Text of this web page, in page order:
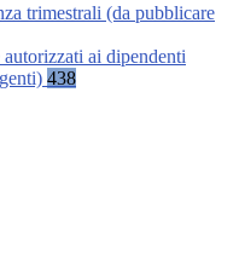
trimestrali (da pubblicare
ai dipendenti
438